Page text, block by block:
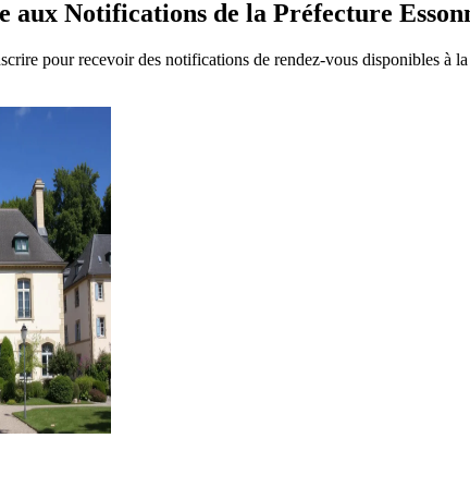
aux Notifications de la Préfecture
pour recevoir des notifications de rendez-vous disponibles à